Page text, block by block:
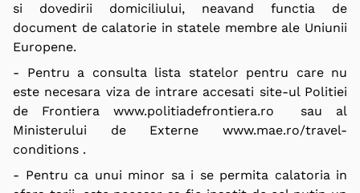
si dovedirii domiciliului, neavand functia de
document de calatorie in statele membre ale Uniunii
Europene.
- Pentru a consulta lista statelor pentru care nu
este necesara viza de intrare accesati site-ul Politiei
de Frontiera www.politiadefrontiera.ro sau al
Ministerului de Externe www.mae.ro/travel-
conditions .
- Pentru ca unui minor sa i se permita calatoria in